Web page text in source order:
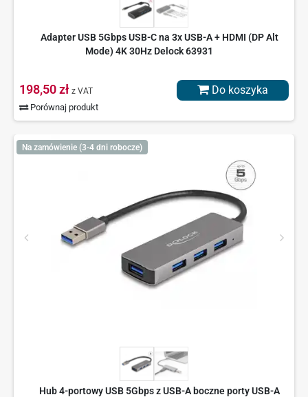
Adapter USB 5Gbps USB-C na 3x USB-A + HDMI (DP Alt
Mode) 4K 30Hz Delock 63931
198,50 zł z VAT
Porównaj produkt
Do koszyka
Na zamówienie (3-4 dni robocze)
Hub 4-portowy USB 5Gbps z USB-A boczne porty USB-A